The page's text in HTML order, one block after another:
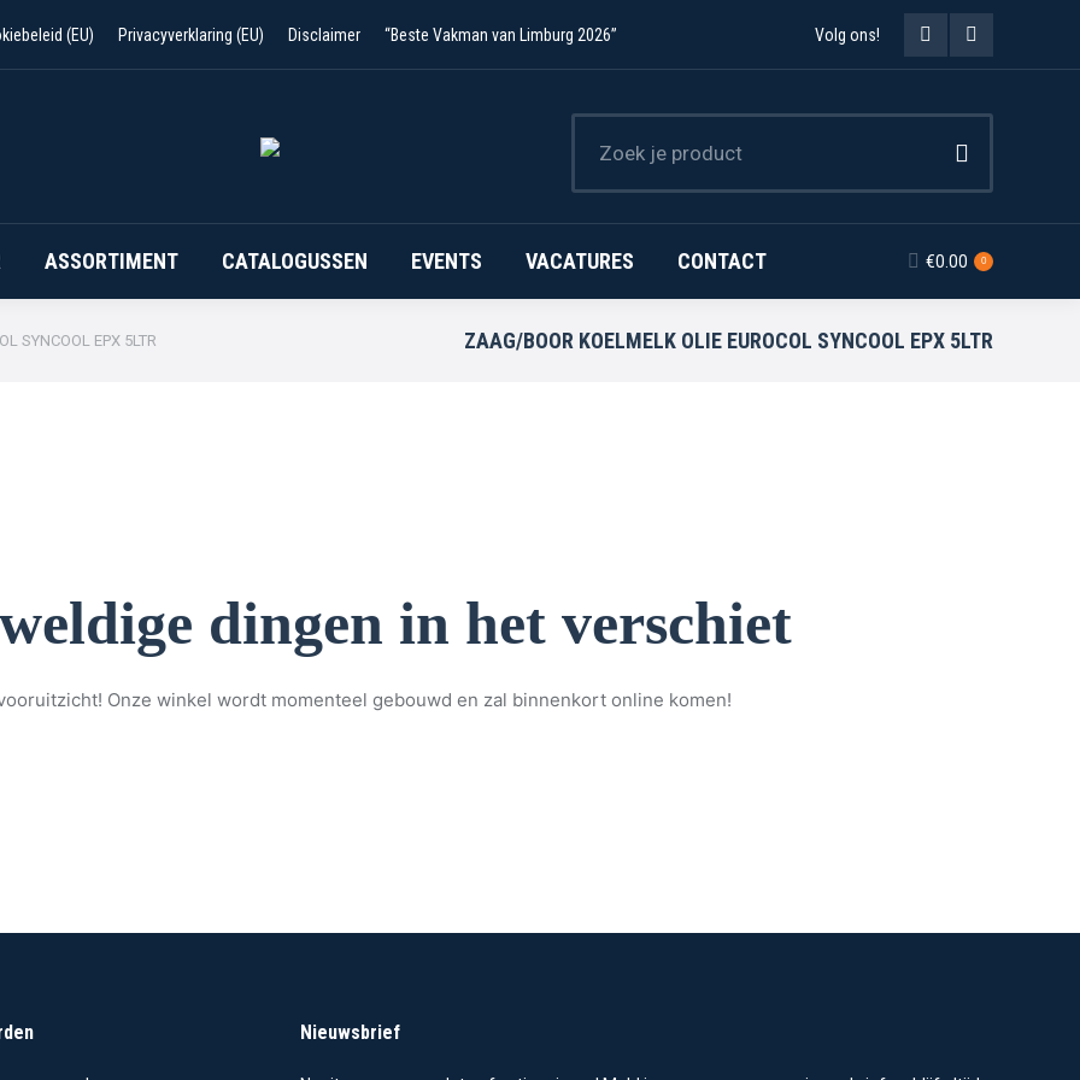
(EU) Privacyverklaring (EU) Disclaimer “Beste Vakman van Limburg 2026” Volg ons!
Facebook
opens
in
new
window
Instagram
in
new
window
ASSORTIMENT CATALOGUSSEN EVENTS VACATURES CONTACT €0.00 0
SYNCOOL EPX 5LTR ZAAG/BOOR KOELMELK OLIE EUROCOL SYNCOOL EPX 5LTR
dingen in het verschiet
Onze winkel wordt momenteel gebouwd en zal binnenkort online komen!
Nieuwsbrief